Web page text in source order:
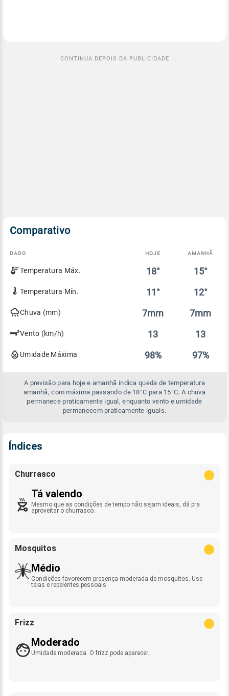
Comparativo
Comparativo
entre
previsão
hoje
DADO HOJE AMANHÃ
Temperatura Máx. 18° 15°
Temperatura Mín. 11° 12°
Chuva (mm) 7mm 7mm
Vento (km/h) 13 13
Umidade Máxima 98% 97%
A previsão para hoje e amanhã indica queda de temperatura
amanhã, com máxima passando de 18°C para 15°C. A chuva
permanece praticamente igual, enquanto vento e umidade
permanecem praticamente iguais.
Índices
Churrasco
Tá valendo
Mesmo que as condições de tempo não sejam ideais, dá pra
aproveitar o churrasco.
Mosquitos
Médio
Condições favorecem presença moderada de mosquitos. Use
telas e repelentes pessoais.
Frizz
Moderado
Umidade moderada. O frizz pode aparecer.